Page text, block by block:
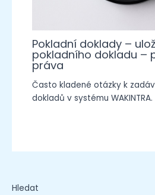
Pokladní doklady –
pokladního dokladu –
práva
Často kladené otázky k
dokladů v systému WAKINTRA.
Hledat